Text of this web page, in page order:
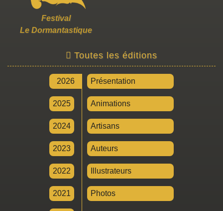
Festival
Le Dormantastique
Toutes les éditions
2026
2025
2024
2023
2022
2021
Présentation
Animations
Artisans
Auteurs
Illustrateurs
Photos